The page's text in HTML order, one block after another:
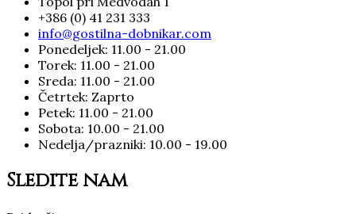
+386 (0) 41 231 333
info@gostilna-dobnikar.com
Ponedeljek: 11.00 - 21.00
Torek: 11.00 - 21.00
Sreda: 11.00 - 21.00
Četrtek: Zaprto
Petek: 11.00 - 21.00
Sobota: 10.00 - 21.00
Nedelja/prazniki: 10.00 - 19.00
Sledite nam